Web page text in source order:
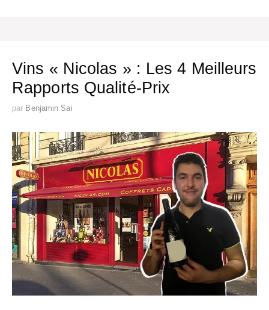
Vins « Nicolas » : Les 4 Meilleurs
Rapports Qualité-Prix
par Benjamin Sai